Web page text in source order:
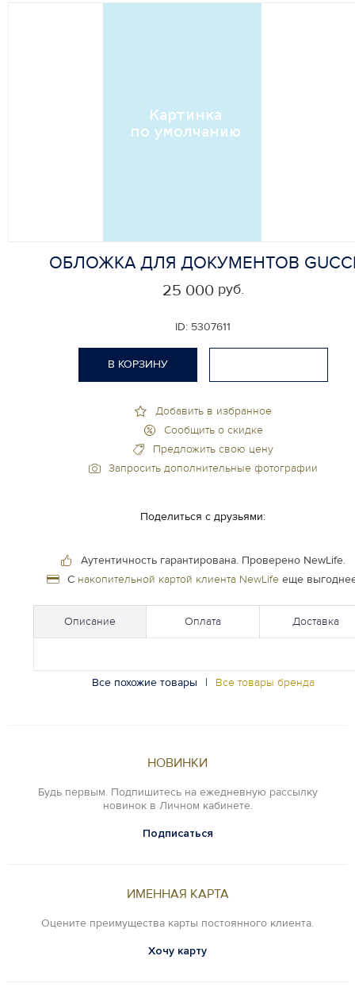
ОБЛОЖКА ДЛЯ ДОКУМЕНТОВ
ID: 5307611
25 000 руб.
Добавить в избранное
Сообщить о скидке
Предложить свою цену
Запросить дополнительные фотографии
В КОРЗИНУ
Поделиться с друзьями:
Аутентичность гарантирована. Проверено NewLife.
С накопительной картой клиента NewLifeеще
Описание Оплата Доставка
Все похожие товары | Все товары бренда
НОВИНКИ
Будь первым. Подпишитесь на ежедневную рассылку
новинок в Личном кабинете.
Подписаться
ИМЕННАЯ КАРТА
Оцените преимущества карты постоянного клиента.
Хочу карту